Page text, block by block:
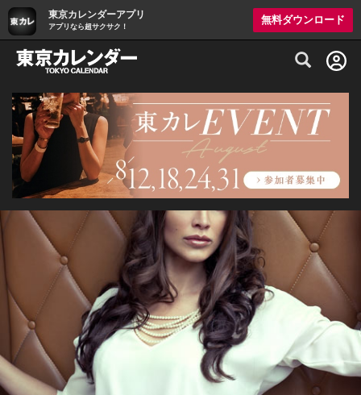
東京カレンダーアプリ
アプリなら超サクサク！
無料ダウンロード
グルメ情報・プレミアムレストラン予約